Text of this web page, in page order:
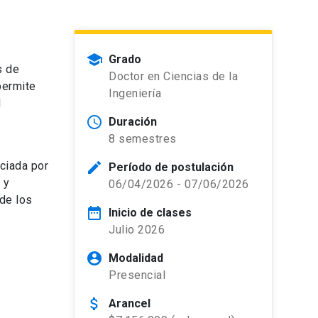
de
por
y
los
school Grado
Doctor en Ciencias de la
Ingeniería
schedule
Duración
8 semestres
edit
Período de postulación
06/04/2026 - 07/06/2026
date_range
Inicio de clases
Julio 2026
account_circle
Modalidad
Presencial
attach_money
Arancel